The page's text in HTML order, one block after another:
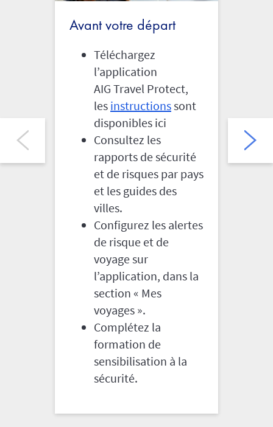
Avant votre départ
Téléchargez
l’application
AIG Travel Protect,
les instructionssont
disponibles ici
Consultez les
rapports de sécurité
et de risques par pays
et les guides des
villes.
Configurez les alertes
de risque et de
voyage sur
l’application, dans la
section « Mes
voyages ».
Complétez la
formation de
sensibilisation à la
sécurité.